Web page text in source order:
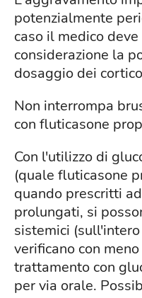
potenzialmente
caso il medico
considerazione la
dosaggio dei
Non interrompa
con fluticasone
Con l'utilizzo di
(quale fluticasone
quando prescritti
prolungati, si
sistemici
verificano con
trattamento con
per via orale.